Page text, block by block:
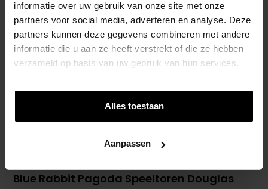
informatie over uw gebruik van onze site met onze
partners voor social media, adverteren en analyse. Deze
partners kunnen deze gegevens combineren met andere
informatie die u aan ze heeft verstrekt of die ze hebben
verzameld op basis van uw gebruik van hun services.
Alles toestaan
Aanpassen
Blue Rabbit Pagoda Speeltoren Douglas